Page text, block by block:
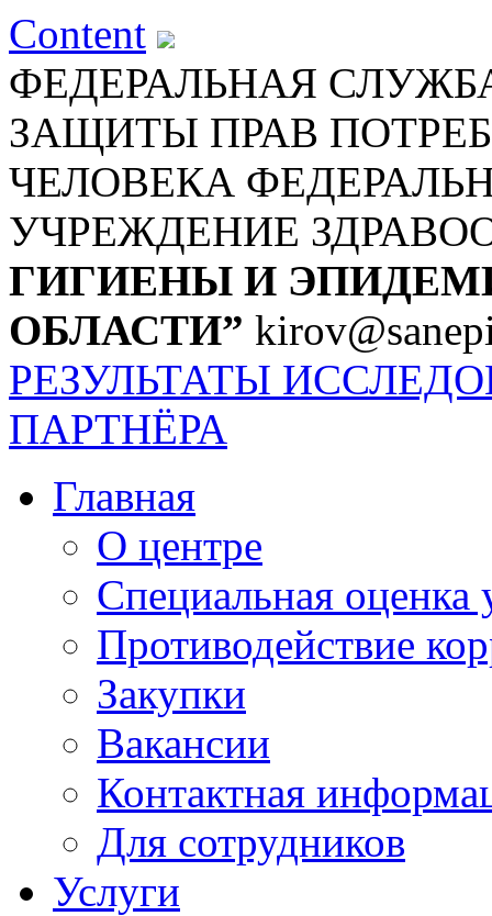
Content
ФЕДЕРАЛЬНАЯ
ЗАЩИТЫ ПРАВ
ЧЕЛОВЕКА
УЧРЕЖДЕНИЕ
ГИГИЕНЫ И
ОБЛАСТИ”
РЕЗУЛЬТАТЫ
ПАРТНЁРА
Главная
О центре
Специальная оценка
Противодействие
Закупки
Вакансии
Контактная
Для сотрудников
Услуги